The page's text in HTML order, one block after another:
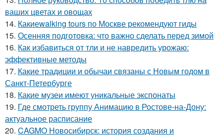
ваших цветах и овощах
14. Какиеwalking tours по Москве рекомендуют гиды
15. Осенняя подготовка: что важно сделать перед зимой
16. Как избавиться от тли и не навредить урожаю:
эффективные методы
17. Какие традиции и обычаи связаны с Новым годом в
Санкт-Петербурге
18. Какие музеи имеют уникальные экспонаты
19. Где смотреть группу Анимацию в Ростове-на-Дону:
актуальное расписание
20. CAGMO Новосибирск: история создания и